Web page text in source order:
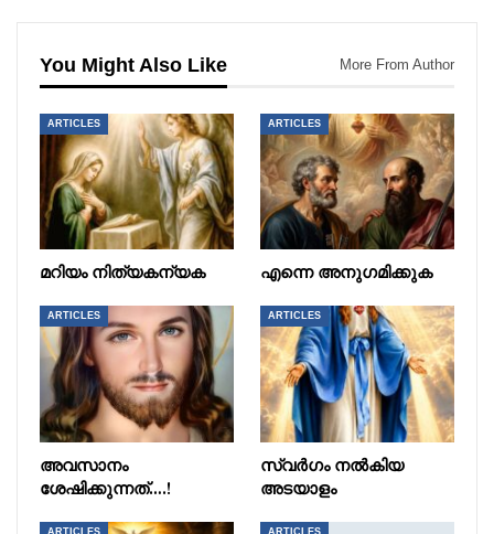
You Might Also Like More From Author
ARTICLES
മറിയം നിത്യകന്യക
ARTICLES
എന്നെ അനുഗമിക്കുക
ARTICLES
അവസാനം
ശേഷിക്കുന്നത്….!
ARTICLES
സ്വർഗം നൽകിയ
അടയാളം
ARTICLES ARTICLES